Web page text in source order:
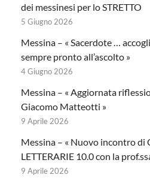
dei messinesi per lo STRETTO
5 Giugno 2026
Messina – « Sacerdote …
sempre pronto all’ascolto »
4 Giugno 2026
Messina – « Aggiornata
Giacomo Matteotti »
9 Aprile 2026
Messina – « Nuovo incontro di
LETTERARIE 10.0 con la
9 Aprile 2026